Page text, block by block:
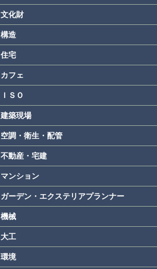
文化財
構造
住宅
カフェ
ＩＳＯ
建築現場
空調・衛生・配管
不動産・宅建
マンション
ガーデン・エクステリアプランナー
機械
大工
環境